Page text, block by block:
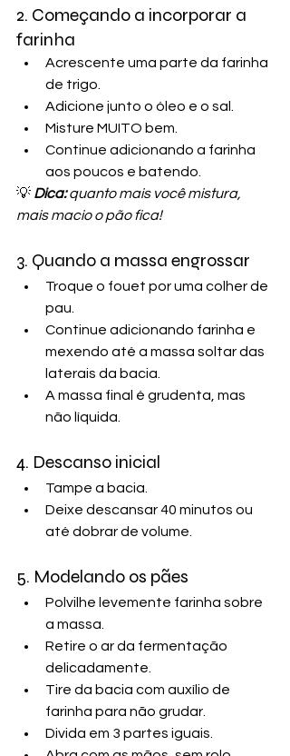
2. Começando a incorporar a
farinha
Acrescente uma parte da farinha
de trigo.
Adicione junto o óleo e o sal.
Misture MUITO bem.
Continue adicionando a farinha
aos poucos e batendo.
💡 Dica: quanto mais você mistura,
mais macio o pão fica!
3. Quando a massa engrossar
Troque o fouet por uma colher de
pau.
Continue adicionando farinha e
mexendo até a massa soltar das
laterais da bacia.
A massa final é grudenta, mas
não líquida.
4. Descanso inicial
Tampe a bacia.
Deixe descansar 40 minutos ou
até dobrar de volume.
5. Modelando os pães
Polvilhe levemente farinha sobre
a massa.
Retire o ar da fermentação
delicadamente.
Tire da bacia com auxílio de
farinha para não grudar.
Divida em 3 partes iguais.